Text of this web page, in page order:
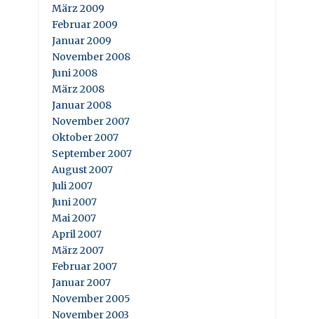
März 2009
Februar 2009
Januar 2009
November 2008
Juni 2008
März 2008
Januar 2008
November 2007
Oktober 2007
September 2007
August 2007
Juli 2007
Juni 2007
Mai 2007
April 2007
März 2007
Februar 2007
Januar 2007
November 2005
November 2003